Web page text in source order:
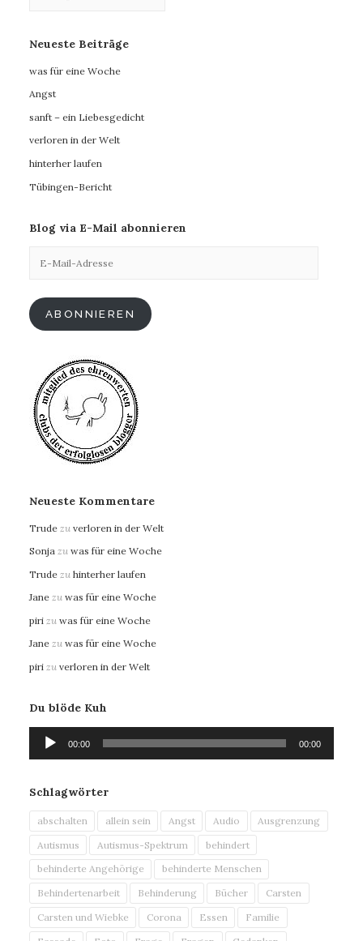
Neueste Beiträge
was für eine Woche
Angst
sanft – ein Liebesgedicht
verloren in der Welt
hinterher laufen
Tübingen-Bericht
Blog via E-Mail abonnieren
Mail-
ABONNIEREN
Neueste Kommentare
Trude zu verloren in der Welt
Sonja zu was für eine Woche
Trude zu hinterher laufen
Jane zu was für eine Woche
piri zu was für eine Woche
Jane zu was für eine Woche
piri zu verloren in der Welt
Du blöde Kuh
Audio-
Player
00:00 00:00
Schlagwörter
abschalten allein sein Angst Audio
Ausgrenzung
Autismus
Autismus-Spektrum
behindert
behinderte Angehörige
behinderte Menschen
Behindertenarbeit
Behinderung Bücher
Carsten
Carsten und Wiebke
Corona Essen
Familie